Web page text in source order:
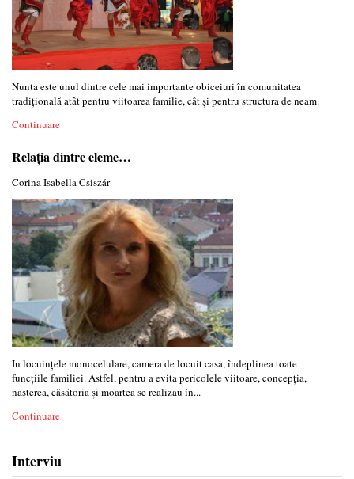
Nunta este unul dintre cele mai importante obiceiuri în comunitatea
tradiţională atât pentru viitoarea familie, cât şi pentru structura de neam.
Continuare
Relația dintre eleme…
Corina Isabella Csiszár
În locuinţele monocelulare, camera de locuit casa, îndeplinea toate
funcţiile familiei. Astfel, pentru a evita pericolele viitoare, concepţia,
naşterea, căsătoria şi moartea se realizau în...
Continuare
Interviu